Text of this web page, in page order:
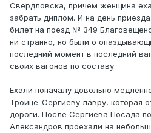
Свердловска, причем женщина
забрать диплом. И на день
билет на поезд № 349
ни странно, но были о
последний момент в последний
своих вагонов по составу.
Ехали поначалу довольно
Троице-Сергиеву лавру, которая
дороги. После Сергиева Посада
Александров проехали на